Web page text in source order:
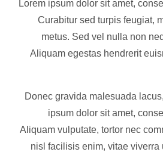
Lorem ipsum dolor sit amet,
Curabitur sed turpis feugiat,
metus. Sed vel nulla non
Aliquam egestas hendrerit
Donec gravida malesuada
ipsum dolor sit amet,
Aliquam vulputate, tortor nec
nisl facilisis enim, vitae viverra